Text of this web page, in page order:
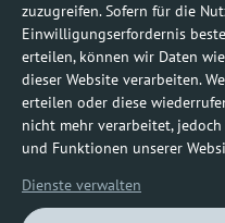
zuzugreifen. Sofern für die
Einwilligungserfordernis
erteilen, können wir Daten
dieser Website verarbeiten.
erteilen oder diese
nicht mehr verarbeitet,
und Funktionen unserer
Dienste verwalten
0800 1219100-10